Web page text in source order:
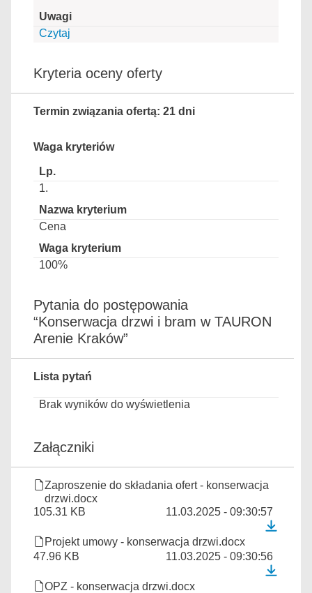
Czytaj
Kryteria oceny oferty
Termin związania ofertą: 21 dni
Waga kryteriów
1.
Cena
100%
Pytania do postępowania
“Konserwacja drzwi i bram w TAURON
Arenie Kraków”
Lista pytań
Brak wyników do wyświetlenia
Załączniki
Zaproszenie do składania ofert - konserwacja
drzwi.docx
105.31 KB
11.03.2025 - 09:30:57
Projekt umowy - konserwacja drzwi.docx
47.96 KB
11.03.2025 - 09:30:56
OPZ - konserwacja drzwi.docx